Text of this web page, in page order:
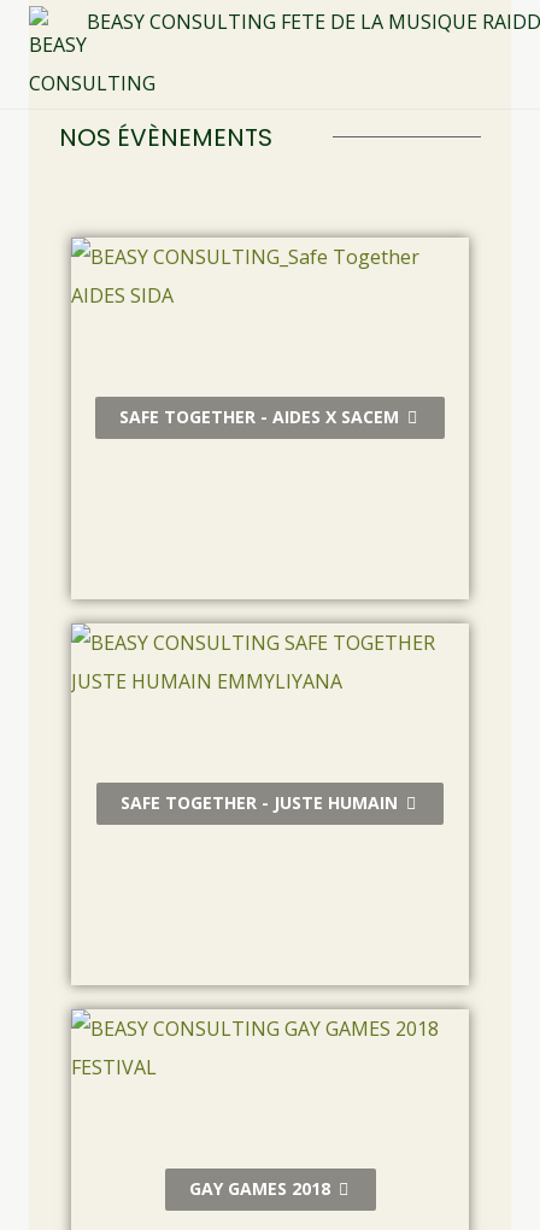
NOS ÉVÈNEMENTS
SAFE TOGETHER - AIDES X SACEM
SAFE TOGETHER - JUSTE HUMAIN
GAY GAMES 2018